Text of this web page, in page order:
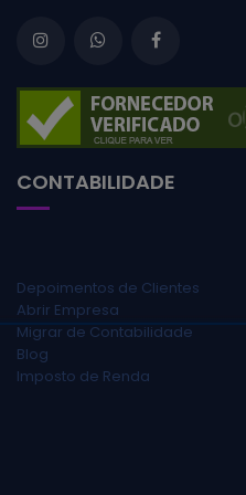
CONTABILIDADE
Depoimentos de Clientes
Abrir Empresa
Migrar de Contabilidade
Blog
Imposto de Renda